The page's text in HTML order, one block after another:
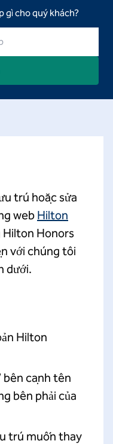
gì cho quý khách?
trú hoặc sửa
web Hilton
Hilton Honors
với chúng tôi
dưới.
Hilton
bên cạnh tên
bên phải của
trú muốn thay